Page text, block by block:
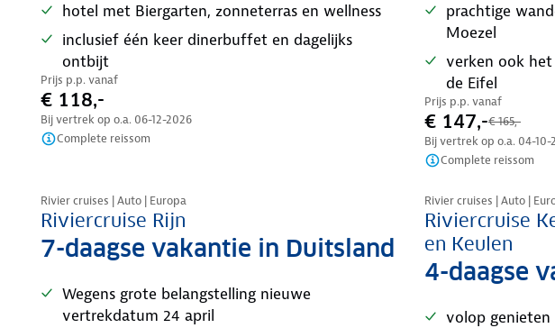
hotel met Biergarten, zonneterras en wellness
inclusief één keer dinerbuffet en dagelijks
ontbijt
Prijs p.p. vanaf
€ 118,-
Bij vertrek op o.a. 06-12-2026
Complete reissom
prachtige
Moezel
verken ook
de Eifel
Prijs p.p. vanaf
€ 147,-€ 165,-
Bij vertrek op o.a. 04-10-
Complete reissom
Rivier cruises | Auto | Europa
Riviercruise Rijn
7-daagse vakantie in Duitsland
Wegens grote belangstelling nieuwe
vertrekdatum 24 april
Rivier cruises | Auto |
Riviercruise
en Keulen
4-daagse
volop genieten